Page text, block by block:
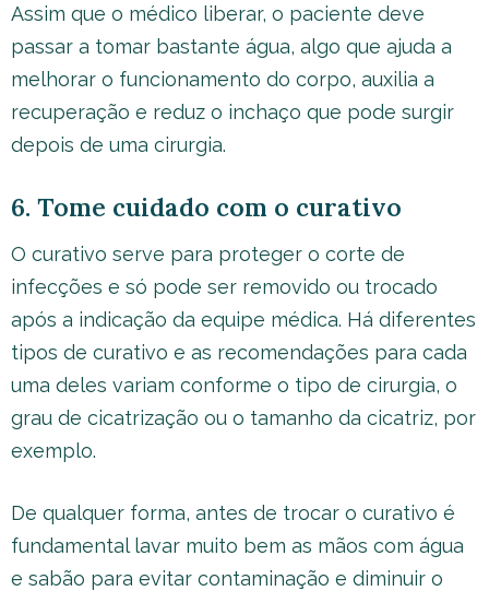
Assim que o médico liberar, o paciente deve
passar a tomar bastante água, algo que ajuda a
melhorar o funcionamento do corpo, auxilia a
recuperação e reduz o inchaço que pode surgir
depois de uma cirurgia.
6. Tome cuidado com o curativo
O curativo serve para proteger o corte de
infecções e só pode ser removido ou trocado
após a indicação da equipe médica. Há diferentes
tipos de curativo e as recomendações para cada
uma deles variam conforme o tipo de cirurgia, o
grau de cicatrização ou o tamanho da cicatriz, por
exemplo.
De qualquer forma, antes de trocar o curativo é
fundamental lavar muito bem as mãos com água
e sabão para evitar contaminação e diminuir o